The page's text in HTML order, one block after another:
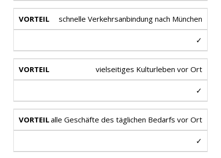
schnelle Verkehrsanbindung nach München
✓
vielseitiges Kulturleben vor Ort
✓
alle Geschäfte des täglichen Bedarfs vor Ort
✓